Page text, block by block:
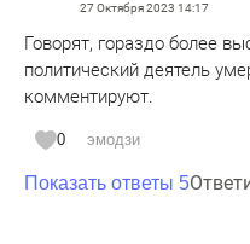
27 Октября 2023 14:17
Говорят, гораздо более
политический деятель
комментируют.
0 эмодзи
Показать ответы 5